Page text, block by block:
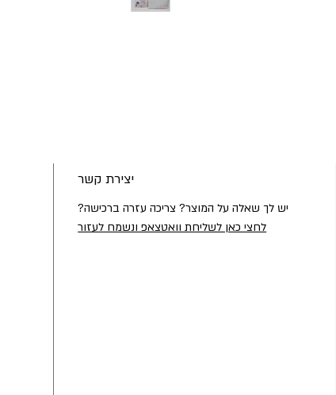
יצירת קשר
יש לך שאלה על המוצר? צריכה עזרה ברכישה?
לחצי כאן לשליחת וואטצאפ ונשמח לעזור